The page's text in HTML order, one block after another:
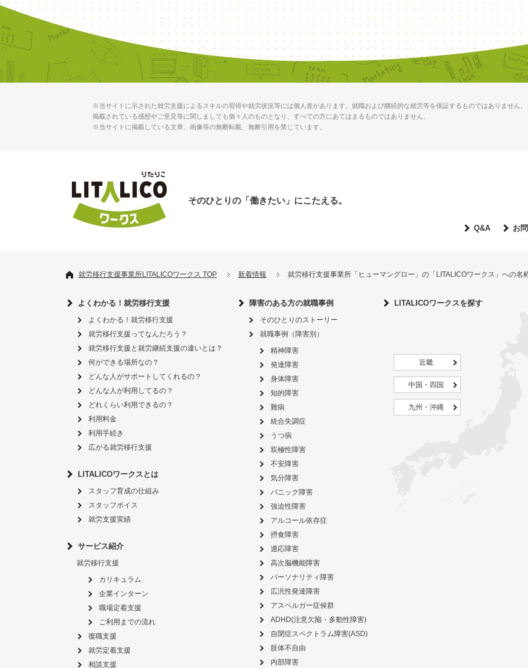
※当サイトに示された就労支援によるスキルの習得や就労状況等には個人差があります。就職および継続的な就労等を保証するものではありません。
掲載されている感想やご意見等に関しましても個々人のものとなり、すべての方にあてはまるものではありません。
※当サイトに掲載している文章、画像等の無断転載、無断引用を禁じています。
そのひとりの「働きたい」にこたえる。
Q&A お
就労移行支援事業所LITALICOワークス TOP 新着情報 就労移行支援事業所「ヒューマングロー」の「LITALICOワークス」への名
よくわかる！就労移行支援
よくわかる！就労移行支援
就労移行支援ってなんだろう？
就労移行支援と就労継続支援の違いとは？
何ができる場所なの？
どんな人がサポートしてくれるの？
どんな人が利用してるの？
どれくらい利用できるの？
利用料金
利用手続き
広がる就労移行支援
LITALICOワークスとは
スタッフ育成の仕組み
スタッフボイス
就労支援実績
サービス紹介
就労移行支援
カリキュラム
企業インターン
職場定着支援
ご利用までの流れ
復職支援
就労定着支援
相談支援
障害のある方の就職事例
そのひとりのストーリー
就職事例（障害別）
精神障害
発達障害
身体障害
知的障害
難病
統合失調症
うつ病
双極性障害
不安障害
気分障害
パニック障害
強迫性障害
アルコール依存症
摂食障害
適応障害
高次脳機能障害
パーソナリティ障害
広汎性発達障害
アスペルガー症候群
ADHD(注意欠陥・多動性障害)
自閉症スペクトラム障害(ASD)
肢体不自由
内部障害
LITALICOワークスを探す
近畿
中国・四国
九州・沖縄